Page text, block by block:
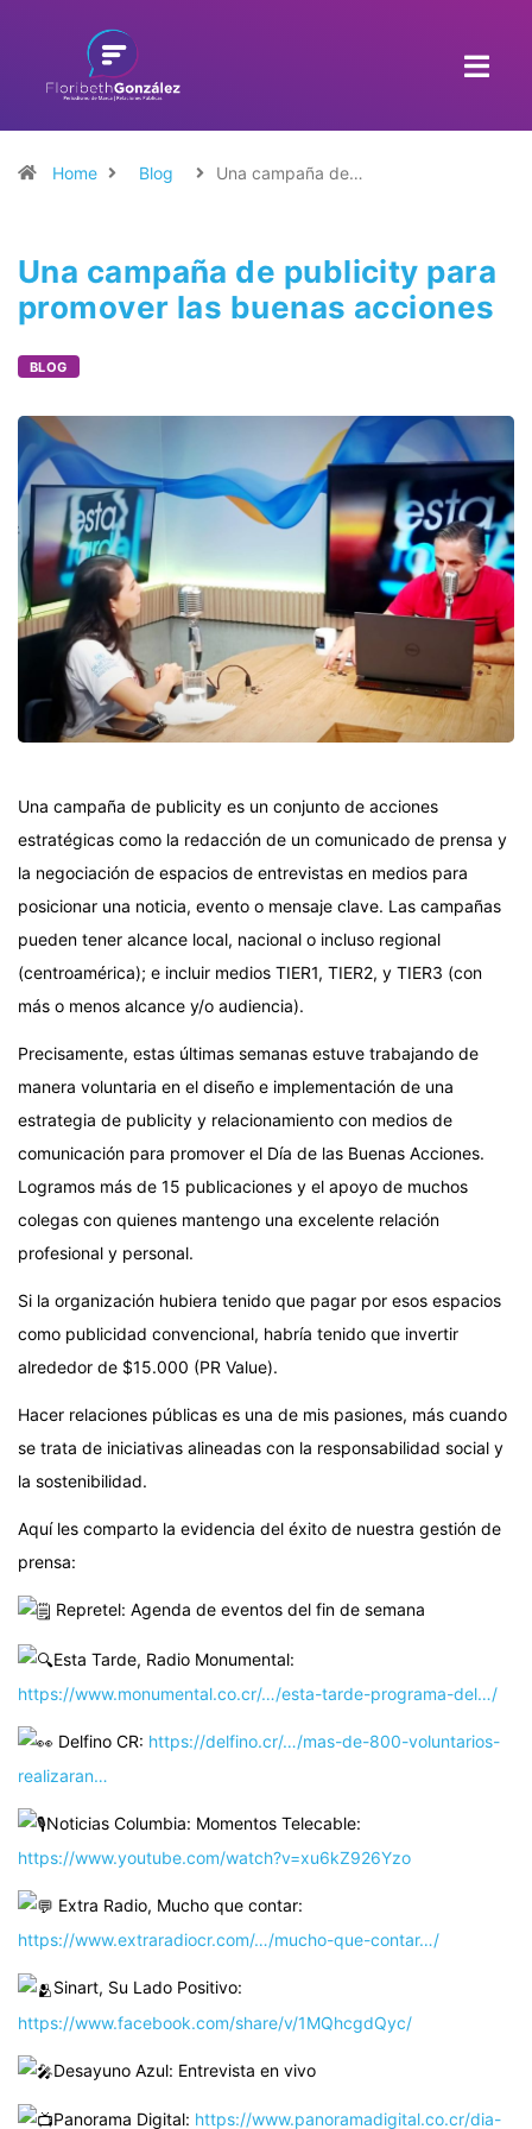
Home Blog Una campaña de…
Una campaña de publicity para
promover las buenas acciones
BLOG
Una campaña de publicity es un conjunto de acciones
estratégicas como la redacción de un comunicado de prensa y
la negociación de espacios de entrevistas en medios para
posicionar una noticia, evento o mensaje clave. Las campañas
pueden tener alcance local, nacional o incluso regional
(centroamérica); e incluir medios TIER1, TIER2, y TIER3 (con
más o menos alcance y/o audiencia).
Precisamente, estas últimas semanas estuve trabajando de
manera voluntaria en el diseño e implementación de una
estrategia de publicity y relacionamiento con medios de
comunicación para promover el Día de las Buenas Acciones.
Logramos más de 15 publicaciones y el apoyo de muchos
colegas con quienes mantengo una excelente relación
profesional y personal.
Si la organización hubiera tenido que pagar por esos espacios
como publicidad convencional, habría tenido que invertir
alrededor de $15.000 (PR Value).
Hacer relaciones públicas es una de mis pasiones, más cuando
se trata de iniciativas alineadas con la responsabilidad social y
la sostenibilidad.
Aquí les comparto la evidencia del éxito de nuestra gestión de
prensa:
Repretel: Agenda de eventos del fin de semana
Esta Tarde, Radio Monumental:
https://www.monumental.co.cr/…/esta-tarde-programa-del…/
Delfino CR: https://delfino.cr/…/mas-de-800-voluntarios-
realizaran…
Noticias Columbia: Momentos Telecable:
https://www.youtube.com/watch?v=xu6kZ926Yzo
Extra Radio, Mucho que contar:
https://www.extraradiocr.com/…/mucho-que-contar…/
Sinart, Su Lado Positivo:
https://www.facebook.com/share/v/1MQhcgdQyc/
Desayuno Azul: Entrevista en vivo
Panorama Digital: https://www.panoramadigital.co.cr/dia-